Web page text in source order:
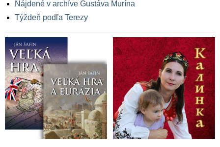
Nájdené v archíve Gustáva Murína
Týždeň podľa Terezy